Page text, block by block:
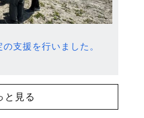
支援を行いました。
と見る